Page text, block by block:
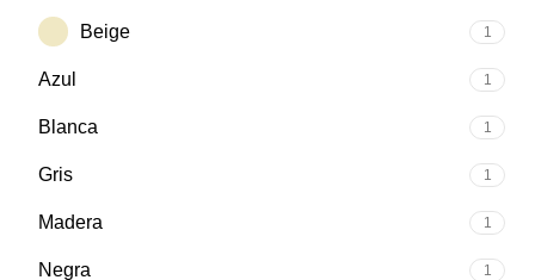
Beige 1
Azul 1
Blanca 1
Gris 1
Madera 1
Negra 1